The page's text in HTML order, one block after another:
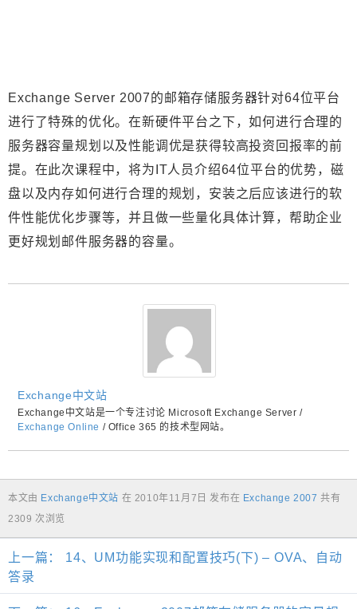
Exchange Server 2007的邮箱存储服务器针对64位平台
进行了特殊的优化。在新硬件平台之下，如何进行合理的
服务器容量规划以及性能调优是获得较高投资回报率的前
提。在此次课程中，将为IT人员介绍64位平台的优势，磁
盘以及内存如何进行合理的规划，安装之后应该进行的软
件性能优化步骤等，并且做一些量化具体计算，帮助企业
更好规划邮件服务器的容量。
Exchange中文站
Exchange中文站是一个专注讨论 Microsoft Exchange Server /
Exchange Online / Office 365 的技术型网站。
本文由 Exchange中文站 在 2010年11月7日 发布在 Exchange 2007 共有
2309 次浏览
上一篇：
14、UM功能实现和配置技巧(下) – OVA、自动
答录